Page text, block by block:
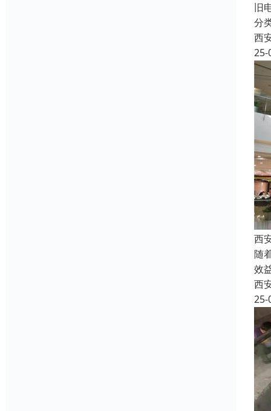
旧
分
西
25-
西
随
效
西
25-